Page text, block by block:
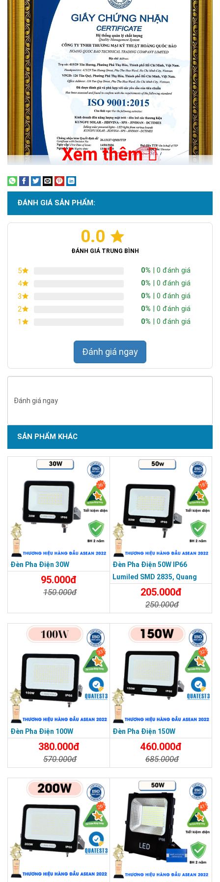
chịu nhiệt, an toàn, bền bỉ
Tiêu chuẩn chống nước IP66
Chống nước, chống sét, chống sương, chịu được tác
động của mưa bão ngoài trời
Chứng nhận ISO 9001:2015
SẢN PHẨM DỊCH VỤ CHẤT LƯỢNG ASEAN 2019
THƯƠNG HIỆU HÀNG ĐẦU ASEAN 2022
Xem thêm
ĐÁNH GIÁ SẢN PHẨM:
0.0
ĐÁNH GIÁ TRUNG BÌNH
5 0% | 0 đánh giá
4
0% | 0 đánh giá
3
0% | 0 đánh giá
2
0% | 0 đánh giá
1
0% | 0 đánh giá
Đánh giá ngay
Đánh giá ngay
SẢN PHẨM KHÁC
36%
Đèn Pha Điện 30W
95.000đ
150.000đ
18%
Đèn Pha Điện 50W IP66
Lumiled SMD 2835, Quang
Thông 120lm/W
205.000đ
250.000đ
33%
Đèn Pha Điện 100W
380.000đ
570.000đ
32%
Đèn Pha Điện 150W
460.000đ
685.000đ
26% 41%